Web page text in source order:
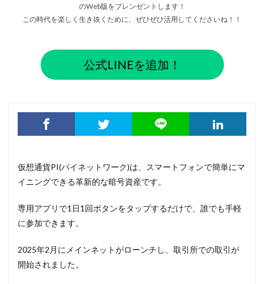
のWeb版をプレンゼントします！
この時代を楽しく生き抜くために、ぜひぜひ活用してくださいね！！
公式LINEを追加！
仮想通貨PI(パイネットワーク)は、スマートフォンで簡単にマ
イニングできる革新的な暗号資産です。
専用アプリで1日1回ボタンをタップするだけで、誰でも手軽
に参加できます。
2025年2月にメインネットがローンチし、取引所での取引が
開始されました。